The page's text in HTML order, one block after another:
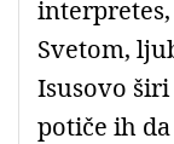
Svetom,
Isusovo širi
potiče ih